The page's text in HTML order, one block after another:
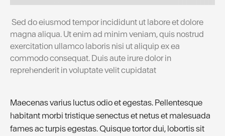
Sed do eiusmod tempor incididunt ut labore et dolore
magna aliqua. Ut enim ad minim veniam, quis nostrud
exercitation ullamco laboris nisi ut aliquip ex ea
commodo consequat. Duis aute irure dolor in
reprehenderit in voluptate velit cupidatat
Maecenas varius luctus odio et egestas. Pellentesque
habitant morbi tristique senectus et netus et malesuada
fames ac turpis egestas. Quisque tortor dui, lobortis sit